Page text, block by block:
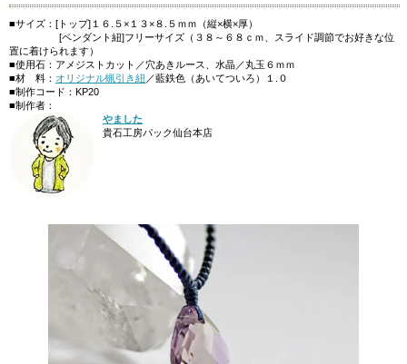
■サイズ：[トップ]１６.５×１３×８.５ｍｍ（縦×横×厚）
[ペンダント紐]フリーサイズ（３８～６８ｃｍ、スライド調節でお好きな位
置に着けられます）
■使用石：アメジストカット／穴あきルース、水晶／丸玉６ｍｍ
■材 料： オリジナル蝋引き紐 ／藍鉄色（あいてついろ）１.０
■制作コード：KP20
■制作者：
やました
貴石工房パック仙台本店